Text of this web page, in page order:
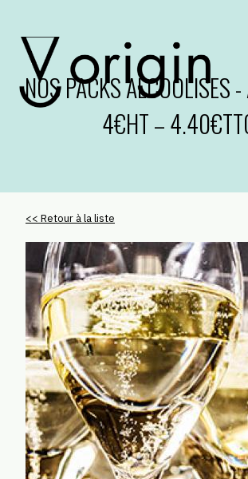
NOS PACKS ALCOOLISES
4€HT –
<< Retour à la liste